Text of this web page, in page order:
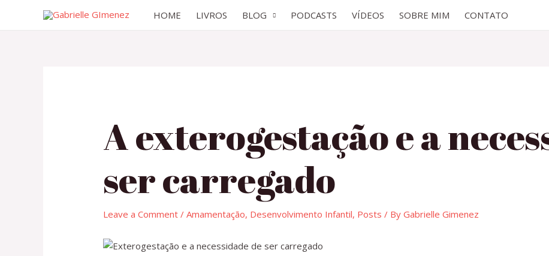
HOME LIVROS BLOG PODCASTS VÍDEOS SOBRE MIM CONTATO
A exterogestação e a
ser carregado
Leave a Comment /Amamentação, Desenvolvimento Infantil, Posts / ByGabrielle Gimenez